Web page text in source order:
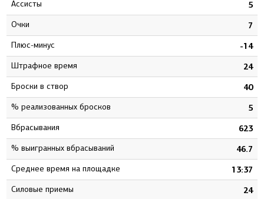
Ассисты 5
Очки 7
Плюс-минус -14
штрафное время 24
Броски в створ 40
% реализованных бросков 5
Вбрасывания 623
% выигранных вбрасываний 46.7
Среднее время на площадке 13:37
Силовые приемы 24